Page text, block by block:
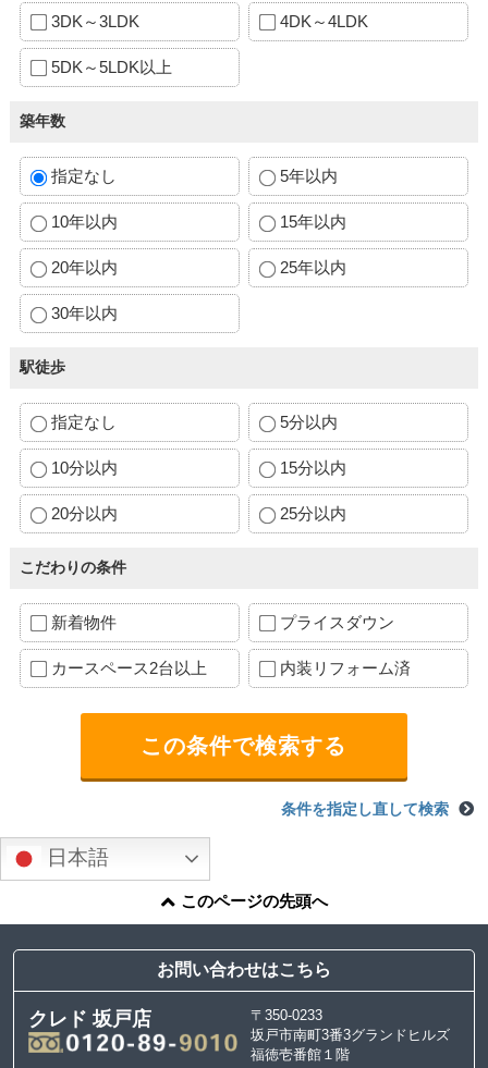
3DK～3LDK 4DK～4LDK
5DK～5LDK以上
築年数
指定なし 5年以内
10年以内 15年以内
20年以内 25年以内
30年以内
駅徒歩
指定なし 5分以内
10分以内 15分以内
20分以内 25分以内
こだわりの条件
新着物件 プライスダウン
カースペース2台以上 内装リフォーム済
条件を指定し直して検索
日本語
このページの先頭へ
お問い合わせはこちら
クレド 坂戸店
〒350-0233
坂戸市南町3番3グランドヒルズ
福徳壱番館１階